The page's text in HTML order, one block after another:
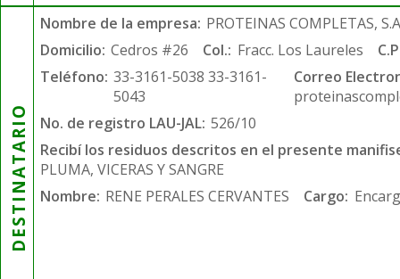
DESTINATARIO
Nombre de la empresa: PROTEINAS COMPLETAS,
Domicilio: Cedros #26 Col.: Fracc. Los Laureles
Teléfono: 33-3161-5038 33-3161-
5043
Correo
No. de registro LAU-JAL: 526/10
Recibí los residuos descritos en el presente
PLUMA, VICERAS Y SANGRE
Nombre: RENE PERALES CERVANTES Cargo: